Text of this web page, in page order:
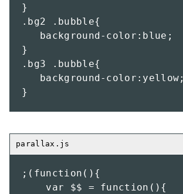
}
.bg2 .bubble{
   background-color:blue;
}
.bg3 .bubble{
   background-color:yellow;
}
;(function(){
    var $$ = function(){